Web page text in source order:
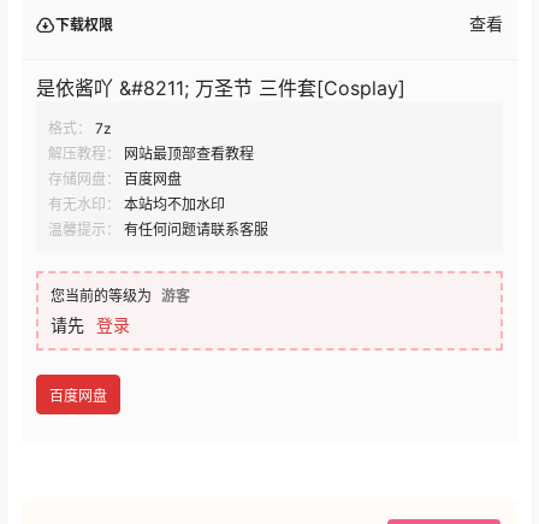
下载权限 查看
是依酱吖 &#8211; 万圣节 三件套[Cosplay]
格式：
7z
解压教程：
网站最顶部查看教程
存储网盘：
百度网盘
有无水印：
本站均不加水印
温馨提示：
有任何问题请联系客服
您当前的等级为 游客
请先 登录
百度网盘